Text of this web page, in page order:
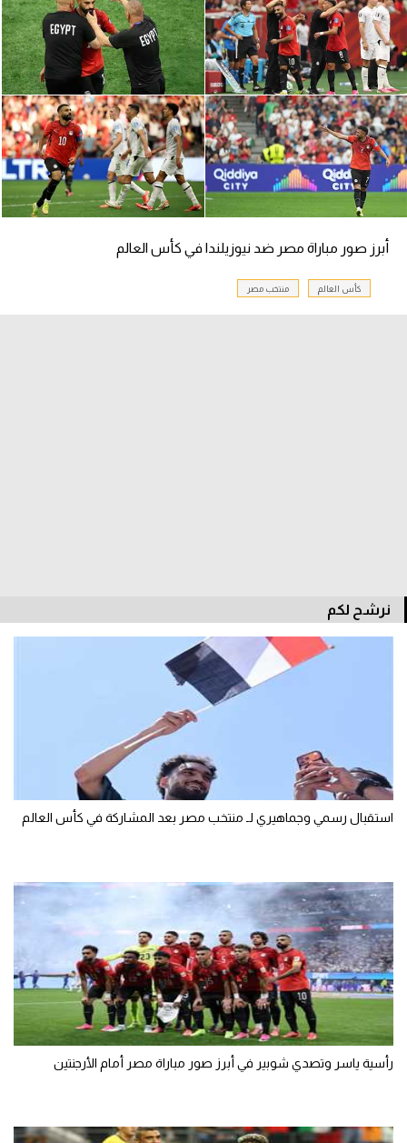
أبرز صور مباراة مصر ضد نيوزيلندا في كأس العالم
كأس العالم منتخب مصر
نرشح لكم
استقبال رسمي وجماهيري لـ منتخب مصر بعد المشاركة في كأس العالم
رأسية ياسر وتصدي شوبير في أبرز صور مباراة مصر أمام الأرجنتين